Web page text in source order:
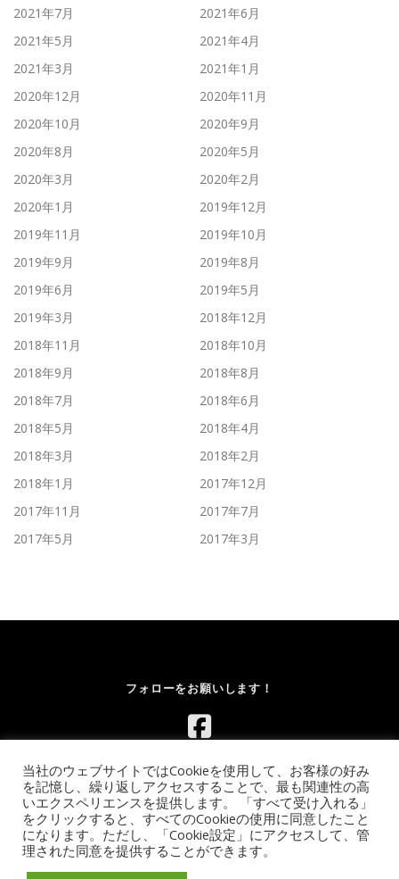
2021年7月
2021年6月
2021年5月
2021年4月
2021年3月
2021年1月
2020年12月
2020年11月
2020年10月
2020年9月
2020年8月
2020年5月
2020年3月
2020年2月
2020年1月
2019年12月
2019年11月
2019年10月
2019年9月
2019年8月
2019年6月
2019年5月
2019年3月
2018年12月
2018年11月
2018年10月
2018年9月
2018年8月
2018年7月
2018年6月
2018年5月
2018年4月
2018年3月
2018年2月
2018年1月
2017年12月
2017年11月
2017年7月
2017年5月
2017年3月
フォローをお願いします！
Copyright © 2026 レンタルボルダリングウォール.com｜イベント
向け移動式ウォールのレンタル【全国対応】
当社のウェブサイトではCookieを使用して、お客様の好み
を記憶し、繰り返しアクセスすることで、最も関連性の高
いエクスペリエンスを提供します。 「すべて受け入れる」
をクリックすると、すべてのCookieの使用に同意したこと
になります。ただし、「Cookie設定」にアクセスして、管
理された同意を提供することができます。